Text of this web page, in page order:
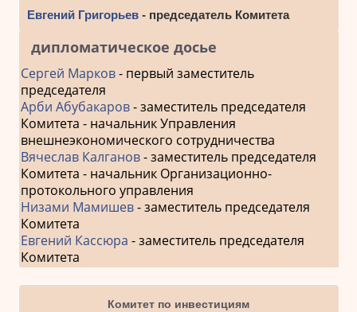
Евгений Григорьев- председатель Комитета
дипломатическое досье
Сергей Марков- первый заместитель
председателя
Арби Абубакаров- заместитель председателя
Комитета - начальник Управления
внешнеэкономического сотрудничества
Вячеслав Калганов- заместитель председателя
Комитета - начальник Организационно-
протокольного управления
Низами Мамишев- заместитель председателя
Комитета
Евгений Кассюра - заместитель председателя
Комитета
Комитет по инвестициям